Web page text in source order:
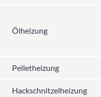
Ölheizung
Pelletheizung
Hackschnitzelheizung